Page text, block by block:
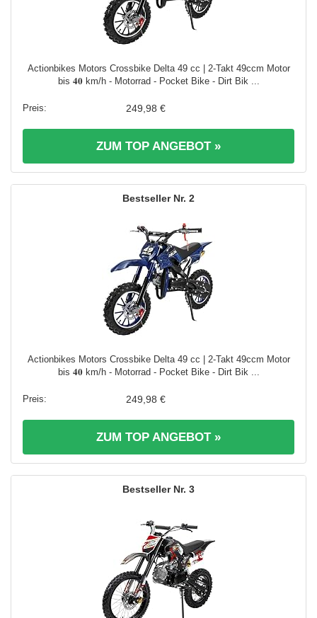
Actionbikes Motors Crossbike Delta 49 cc | 2-Takt 49ccm Motor
bis 𝟒𝟎 km/h - Motorrad - Pocket Bike - Dirt Bik ...
249,98 €
ZUM TOP ANGEBOT »
2
Actionbikes Motors Crossbike Delta 49 cc | 2-Takt 49ccm Motor
bis 𝟒𝟎 km/h - Motorrad - Pocket Bike - Dirt Bik ...
249,98 €
ZUM TOP ANGEBOT »
3